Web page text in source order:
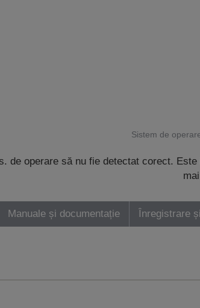
Sistem de
de operare să nu fie detectat corect.
Manuale și documentație Înregistrare